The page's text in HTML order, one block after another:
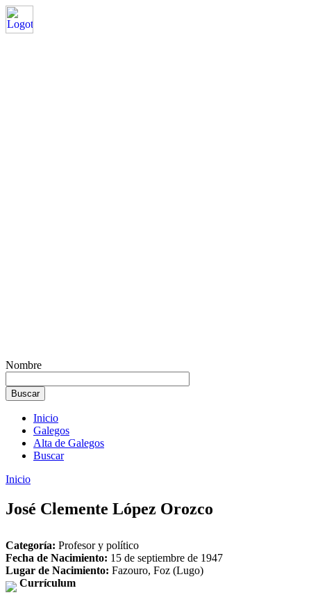
Nombre
Inicio
Galegos
Alta de Galegos
Buscar
Inicio
José Clemente López Orozco
Categoría: Profesor y político
Fecha de Nacimiento: 15 de septiembre de 1947
Lugar de Nacimiento: Fazouro, Foz (Lugo)
Currículum